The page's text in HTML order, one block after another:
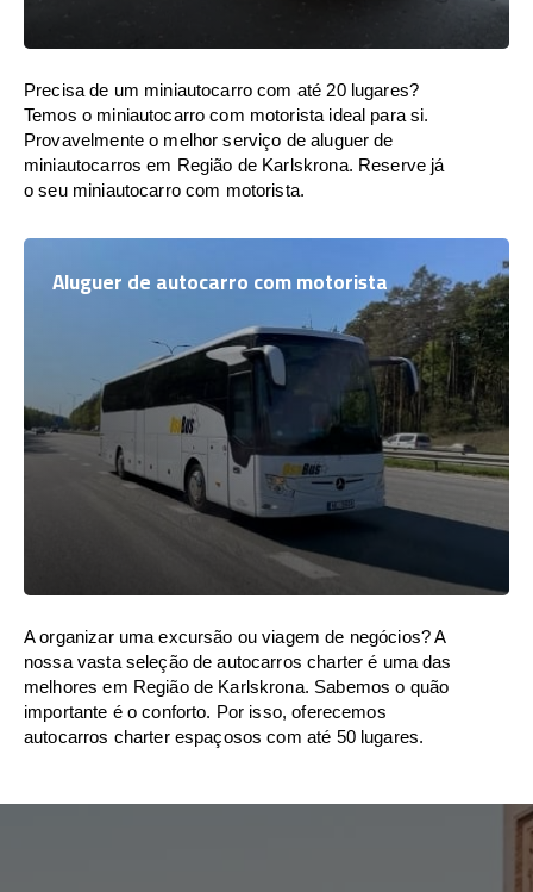
Precisa de um miniautocarro com até 20 lugares?
Temos o miniautocarro com motorista ideal para si.
Provavelmente o melhor serviço de aluguer de
miniautocarros em Região de Karlskrona. Reserve já
o seu miniautocarro com motorista.
Aluguer de autocarro com motorista
A organizar uma excursão ou viagem de negócios? A
nossa vasta seleção de autocarros charter é uma das
melhores em Região de Karlskrona. Sabemos o quão
importante é o conforto. Por isso, oferecemos
autocarros charter espaçosos com até 50 lugares.